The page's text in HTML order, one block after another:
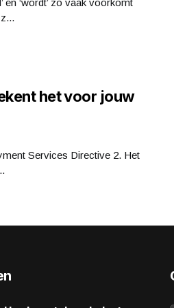
het voor jouw
Services Directive 2. Het